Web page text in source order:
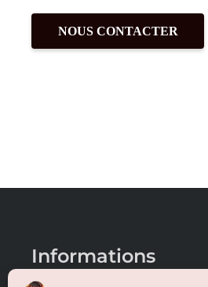
NOUS CONTACTER
Informations